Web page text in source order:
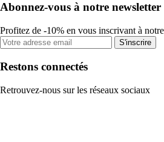
Abonnez-vous à notre newsletter
Profitez de -10% en vous inscrivant à
S'inscrire
Restons connectés
Retrouvez-nous sur les réseaux sociaux